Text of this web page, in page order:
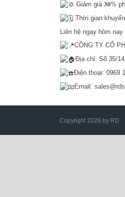
Giảm giá 𝟑𝟎%
Thời gian
Liên hệ ngay hôm
CÔNG TY CỔ
Địa chỉ: Số 35/
Điện thoại: 0969
Email:
Copyright 2026 by RD